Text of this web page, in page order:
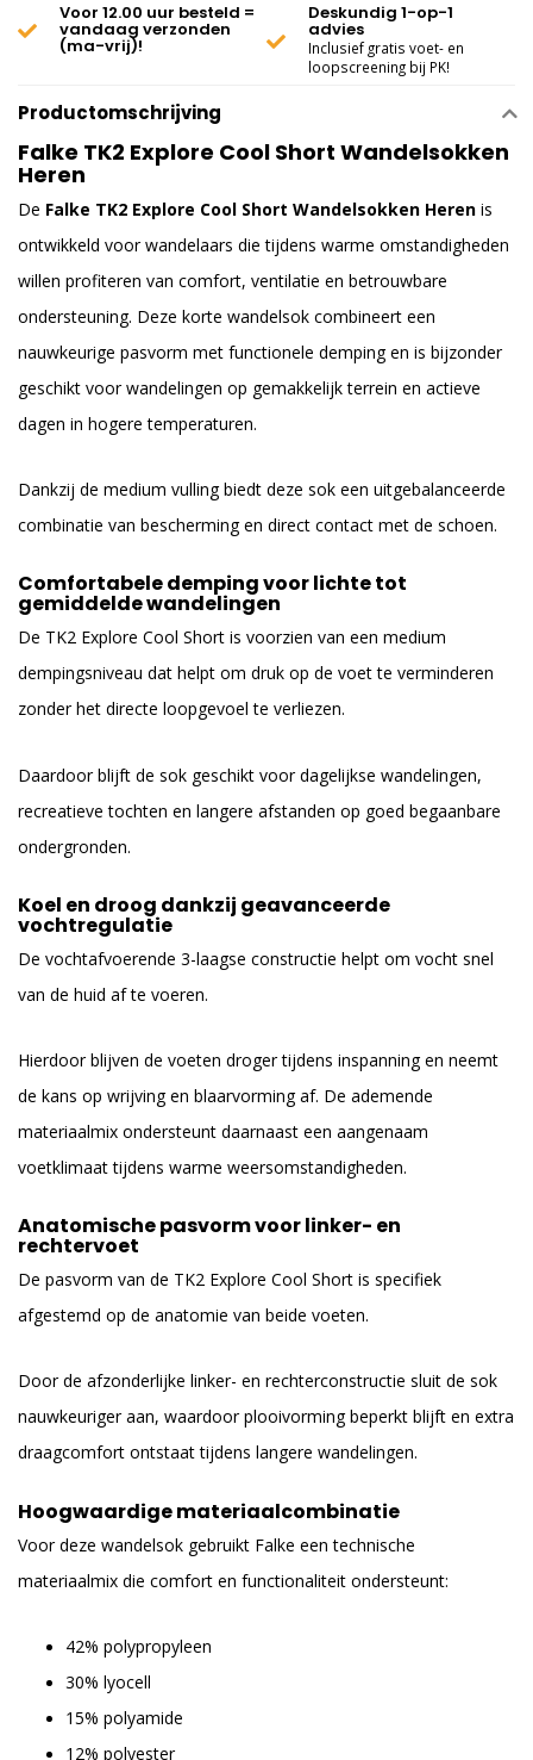
Voor 12.00 uur besteld =
vandaag verzonden
(ma-vrij)!
Deskundig 1-op-1
advies
Inclusief gratis voet- en
loopscreening bij PK!
Productomschrijving
Falke TK2 Explore Cool Short Wandelsokken
Heren
De Falke TK2 Explore Cool Short Wandelsokken Heren is
ontwikkeld voor wandelaars die tijdens warme omstandigheden
willen profiteren van comfort, ventilatie en betrouwbare
ondersteuning. Deze korte wandelsok combineert een
nauwkeurige pasvorm met functionele demping en is bijzonder
geschikt voor wandelingen op gemakkelijk terrein en actieve
dagen in hogere temperaturen.
Dankzij de medium vulling biedt deze sok een uitgebalanceerde
combinatie van bescherming en direct contact met de schoen.
Comfortabele demping voor lichte tot
gemiddelde wandelingen
De TK2 Explore Cool Short is voorzien van een medium
dempingsniveau dat helpt om druk op de voet te verminderen
zonder het directe loopgevoel te verliezen.
Daardoor blijft de sok geschikt voor dagelijkse wandelingen,
recreatieve tochten en langere afstanden op goed begaanbare
ondergronden.
Koel en droog dankzij geavanceerde
vochtregulatie
De vochtafvoerende 3-laagse constructie helpt om vocht snel
van de huid af te voeren.
Hierdoor blijven de voeten droger tijdens inspanning en neemt
de kans op wrijving en blaarvorming af. De ademende
materiaalmix ondersteunt daarnaast een aangenaam
voetklimaat tijdens warme weersomstandigheden.
Anatomische pasvorm voor linker- en
rechtervoet
De pasvorm van de TK2 Explore Cool Short is specifiek
afgestemd op de anatomie van beide voeten.
Door de afzonderlijke linker- en rechterconstructie sluit de sok
nauwkeuriger aan, waardoor plooivorming beperkt blijft en extra
draagcomfort ontstaat tijdens langere wandelingen.
Hoogwaardige materiaalcombinatie
Voor deze wandelsok gebruikt Falke een technische
materiaalmix die comfort en functionaliteit ondersteunt:
42% polypropyleen
30% lyocell
15% polyamide
12% polyester